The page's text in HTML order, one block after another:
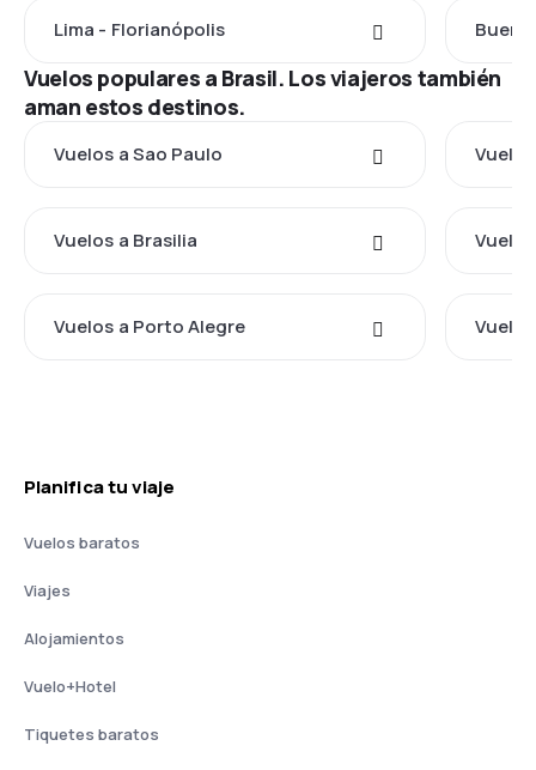
Lima - Florianópolis
Vuelos populares a Brasil. Los viajeros también
aman estos destinos.
Vuelos a Sao Paulo
Vuelos a Brasilia
Vuelos a Porto Alegre
Planifica tu viaje
Vuelos baratos
Viajes
Alojamientos
Vuelo+Hotel
Tiquetes baratos